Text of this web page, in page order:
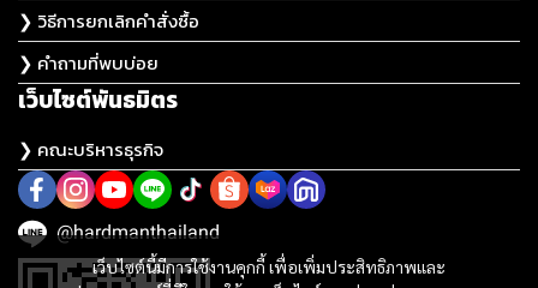
เว็บไซต์นี้มีการใช้งานคุกกี้ เพื่อเพิ่มประสิทธิภาพและ
❯ วิธีการยกเลิกคำสั่งซื้อ
❯ คำถามที่พบบ่อย
เว็บไซต์พันธมิตร
❯ คณะบริหารธุรกิจ
@hardmanthailand